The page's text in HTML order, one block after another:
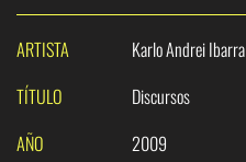
ARTISTA
Karlo Andrei Ibarra
TÍTULO
Discursos
AÑO
2009